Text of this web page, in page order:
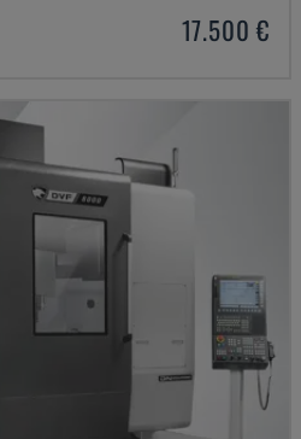
17.500 €